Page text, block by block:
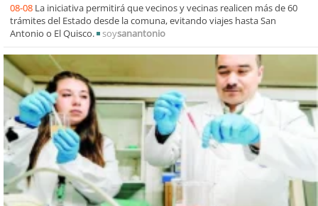
08-08 La iniciativa permitirá que vecinos y vecinas realicen más de 60
trámites del Estado desde la comuna, evitando viajes hasta San
Antonio o El Quisco.
soysanantonio